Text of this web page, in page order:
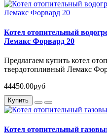
Котел отопительный
Лемакс Форвард 20
Предлагаем купить котел
твердотопливный Лемакс
44450.00руб
Купить
Котел отопительный